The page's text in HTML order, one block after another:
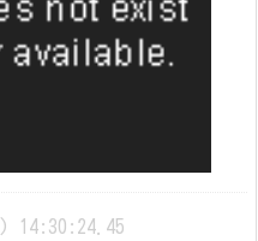
14:30:24.45